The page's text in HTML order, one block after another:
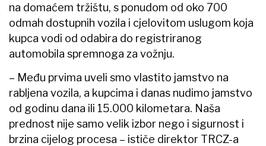
na domaćem tržištu, s ponudom od oko 700
odmah dostupnih vozila i cjelovitom uslugom koja
kupca vodi od odabira do registriranog
automobila spremnoga za vožnju.
– Među prvima uveli smo vlastito jamstvo na
rabljena vozila, a kupcima i danas nudimo jamstvo
od godinu dana ili 15.000 kilometara. Naša
prednost nije samo velik izbor nego i sigurnost i
brzina cijelog procesa – ističe direktor TRCZ-a